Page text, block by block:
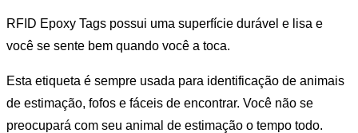
RFID Epoxy Tags possui uma superfície durável e lisa e
você se sente bem quando você a toca.
Esta etiqueta é sempre usada para identificação de animais
de estimação, fofos e fáceis de encontrar. Você não se
preocupará com seu animal de estimação o tempo todo.